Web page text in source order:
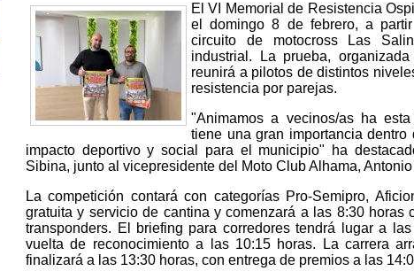
El VI Memorial de Resistencia
el domingo 8 de febrero, a
circuito de motocross Las
industrial. La prueba,
reunirá a pilotos de distintos
resistencia por parejas.
"Animamos a vecinos/as ha
tiene una gran importancia
impacto deportivo y social para el municipio" ha
Sibina, junto al vicepresidente del Moto Club Alhama,
La competición contará con categorías Pro-Semipro,
gratuita y servicio de cantina y comenzará a las 8:30 horas
transponders. El briefing para corredores tendrá lugar a
vuelta de reconocimiento a las 10:15 horas. La carrera
finalizará a las 13:30 horas, con entrega de premios a las